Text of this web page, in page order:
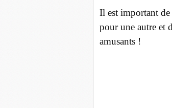
Il est important
pour une autre et
amusants !